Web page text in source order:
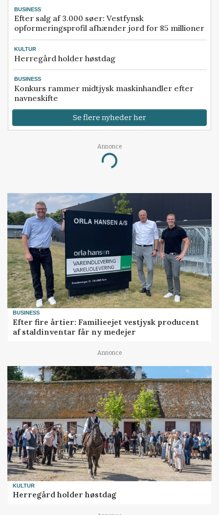
BUSINESS
Efter salg af 3.000 søer: Vestfynsk
opformeringsprofil afhænder jord for 85 millioner
KULTUR
Herregård holder høstdag
BUSINESS
Konkurs rammer midtjysk maskinhandler efter
navneskifte
Se flere nyheder her
Annonce
Loading...
BUSINESS
Efter fire årtier: Familieejet vestjysk producent
af staldinventar får ny medejer
Annonce
KULTUR
Herregård holder høstdag